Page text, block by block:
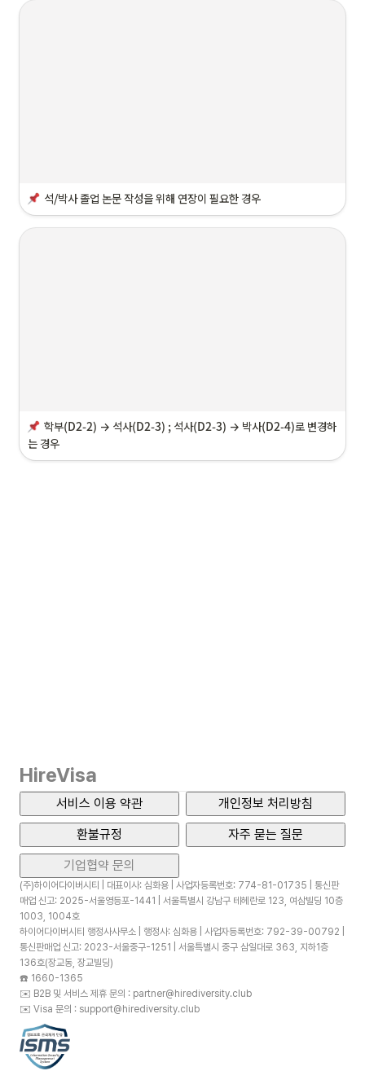
석/박사 졸업 논문 작성을 위해 연장이 필요한 경우
학부(D2-2) → 석사(D2-3) ; 석사(D2-3) → 박사(D2-4)로 변경하
는 경우
HireVisa
서비스 이용 약관
개인정보 처리방침
환불규정
자주 묻는 질문
기업협약 문의
(주)하이어다이버시티 | 대표이사: 심화용 | 사업자등록번호: 774-81-01735 | 통신판
매업 신고: 2025-서울영등포-1441 | 서울특별시 강남구 테헤란로 123, 여삼빌딩 10층
1003, 1004호
하이어다이버시티 행정사사무소 | 행정사: 심화용 | 사업자등록번호: 792-39-00792 |
통신판매업 신고: 2023-서울중구-1251 | 서울특별시 중구 삼일대로 363, 지하1층
136호(장교동, 장교빌딩)
☎️ 1660-1365
✉️ B2B 및 서비스 제휴 문의 : partner@hirediversity.club
✉️ Visa 문의 : support@hirediversity.club